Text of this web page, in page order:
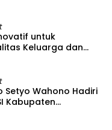
untuk
Keluarga dan
Setyo Wahono Hadiri
Kabupaten